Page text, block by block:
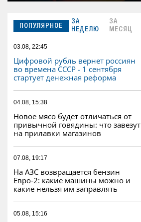
ПОПУЛЯРНОЕ
ЗА
НЕДЕЛЮ
ЗА
МЕСЯЦ
03.08, 22:45
Цифровой рубль вернет россиян
во времена СССР - 1 сентября
стартует денежная реформа
04.08, 15:38
Новое мясо будет отличаться от
привычной говядины: что завезут
на прилавки магазинов
07.08, 19:17
На АЗС возвращается бензин
Евро‑2: какие машины можно и
какие нельзя им заправлять
05.08, 15:16